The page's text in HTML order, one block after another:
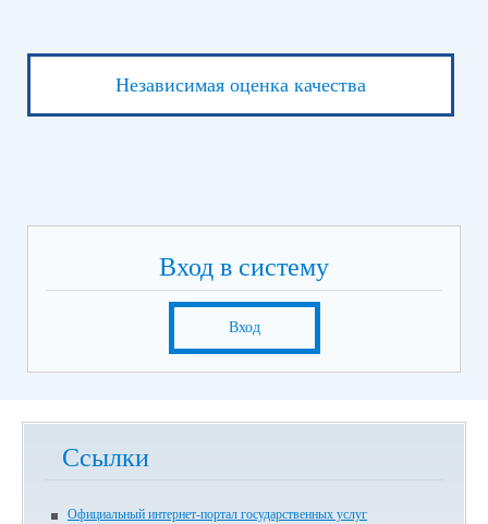
Независимая оценка качества
Вход в систему
Вход
Ссылки
Официальный интернет-портал государственных услуг